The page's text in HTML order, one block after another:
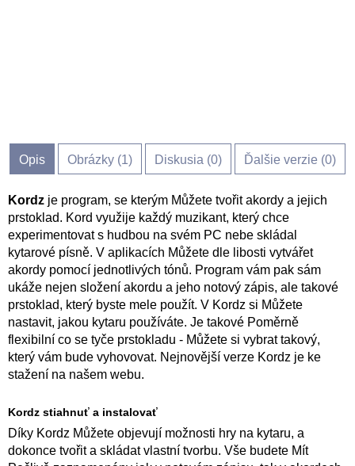
Opis Obrázky (1) Diskusia (0) Ďalšie verzie (0)
Kordz je program, se kterým Můžete tvořit akordy a jejich
prstoklad. Kord využije každý muzikant, který chce
experimentovat s hudbou na svém PC nebe skládal
kytarové písně. V aplikacích Můžete dle libosti vytvářet
akordy pomocí jednotlivých tónů. Program vám pak sám
ukáže nejen složení akordu a jeho notový zápis, ale takové
prstoklad, který byste mele použít. V Kordz si Můžete
nastavit, jakou kytaru používáte. Je takové Poměrně
flexibilní co se tyče prstokladu - Můžete si vybrat takový,
který vám bude vyhovovat. Nejnovější verze Kordz je ke
stažení na našem webu.
Kordz stiahnuť a instalovať
Díky Kordz Můžete objevují možnosti hry na kytaru, a
dokonce tvořit a skládat vlastní tvorbu. Vše budete Mít